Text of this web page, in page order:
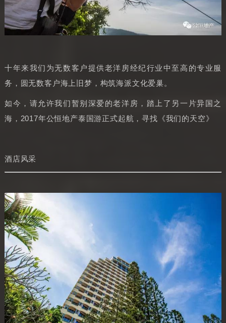
十年来我们为无数客户提供老洋房经纪行业中至高的专业服
务，圆无数客户海上旧梦，构筑海派文化爱巢。
如今，请允许我们暂别深爱的老洋房，踏上了另一片异国之
海，2017年公恒地产泰国游正式起航，寻找《我们的天空》
酒店风采